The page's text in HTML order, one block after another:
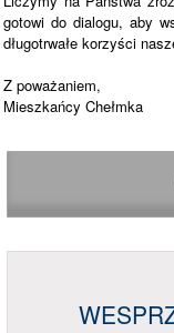
gotowi do dialogu, aby
długotrwałe korzyści
Z poważaniem,
Mieszkańcy Chełmka